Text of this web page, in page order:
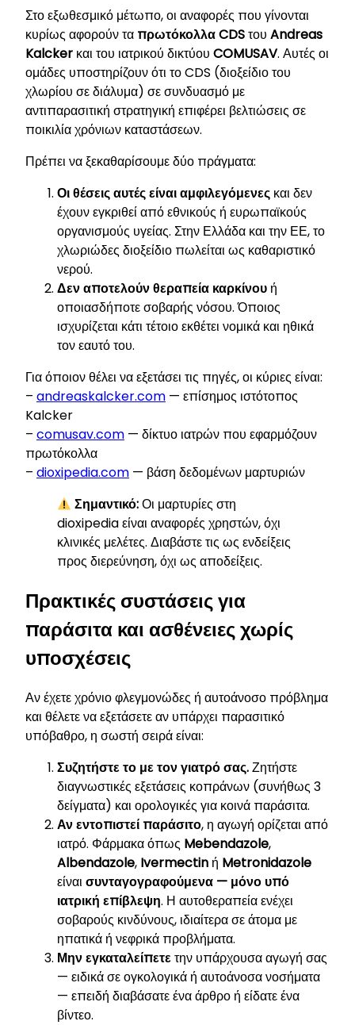
Στο εξωθεσμικό μέτωπο, οι αναφορές που γίνονται
κυρίως αφορούν τα πρωτόκολλα CDSτου Andreas
Kalcker και του ιατρικού δικτύου COMUSAV. Αυτές οι
ομάδες υποστηρίζουν ότι το CDS (διοξείδιο του
χλωρίου σε διάλυμα) σε συνδυασμό με
αντιπαρασιτική στρατηγική επιφέρει βελτιώσεις σε
ποικιλία χρόνιων καταστάσεων.
Πρέπει να ξεκαθαρίσουμε δύο πράγματα:
Οι θέσεις αυτές είναι αμφιλεγόμενες και δεν
έχουν εγκριθεί από εθνικούς ή ευρωπαϊκούς
οργανισμούς υγείας. Στην Ελλάδα και την ΕΕ, το
χλωριώδες διοξείδιο πωλείται ως καθαριστικό
νερού.
Δεν αποτελούν θεραπεία καρκίνου ή
οποιασδήποτε σοβαρής νόσου. Όποιος
ισχυρίζεται κάτι τέτοιο εκθέτει νομικά και ηθικά
τον εαυτό του.
Για όποιον θέλει να εξετάσει τις πηγές, οι κύριες είναι:
– andreaskalcker.com — επίσημος ιστότοπος
Kalcker
– comusav.com — δίκτυο ιατρών που εφαρμόζουν
πρωτόκολλα
– dioxipedia.com — βάση δεδομένων μαρτυριών
Σημαντικό:Οι μαρτυρίες στη
dioxipedia είναι αναφορές χρηστών, όχι
κλινικές μελέτες. Διαβάστε τις ως ενδείξεις
προς διερεύνηση, όχι ως αποδείξεις.
Πρακτικές συστάσεις για
παράσιτα και ασθένειες χωρίς
υποσχέσεις
Αν έχετε χρόνιο φλεγμονώδες ή αυτοάνοσο πρόβλημα
και θέλετε να εξετάσετε αν υπάρχει παρασιτικό
υπόβαθρο, η σωστή σειρά είναι:
Συζητήστε το με τον γιατρό σας.Ζητήστε
διαγνωστικές εξετάσεις κοπράνων (συνήθως 3
δείγματα) και ορολογικές για κοινά παράσιτα.
Αν εντοπιστεί παράσιτο, η αγωγή ορίζεται από
ιατρό. Φάρμακα όπως Mebendazole,
Albendazole, Ivermectin ή Metronidazole
είναι συνταγογραφούμενα — μόνο υπό
ιατρική επίβλεψη. Η αυτοθεραπεία ενέχει
σοβαρούς κινδύνους, ιδιαίτερα σε άτομα με
ηπατικά ή νεφρικά προβλήματα.
Μην εγκαταλείπετετην υπάρχουσα αγωγή σας
— ειδικά σε ογκολογικά ή αυτοάνοσα νοσήματα
— επειδή διαβάσατε ένα άρθρο ή είδατε ένα
βίντεο.